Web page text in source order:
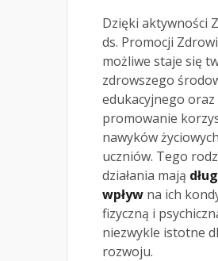
Dzięki aktywności
ds. Promocji
możliwe staje się
zdrowszego
edukacyjnego oraz
promowanie
nawyków
uczniów. Tego
działania mają
wpływ na ich
fizyczną i
niezwykle istotne
rozwoju.